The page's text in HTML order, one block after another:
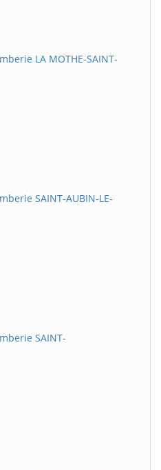
LA MOTHE-SAINT-
SAINT-AUBIN-LE-
SAINT-